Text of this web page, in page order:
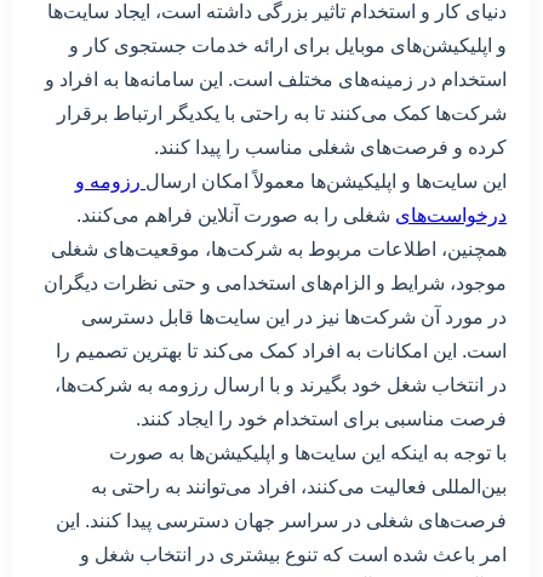
دنیای کار و استخدام تاثیر بزرگی داشته است، ایجاد سایت‌ها
و اپلیکیشن‌های موبایل برای ارائه خدمات جستجوی کار و
استخدام در زمینه‌های مختلف است. این سامانه‌ها به افراد و
شرکت‌ها کمک می‌کنند تا به راحتی با یکدیگر ارتباط برقرار
کرده و فرصت‌های شغلی مناسب را پیدا کنند.
این سایت‌ها و اپلیکیشن‌ها معمولاً امکان ارسال رزومه و
درخواست‌های شغلی را به صورت آنلاین فراهم می‌کنند.
همچنین، اطلاعات مربوط به شرکت‌ها، موقعیت‌های شغلی
موجود، شرایط و الزام‌های استخدامی و حتی نظرات دیگران
در مورد آن شرکت‌ها نیز در این سایت‌ها قابل دسترسی
است. این امکانات به افراد کمک می‌کند تا بهترین تصمیم را
در انتخاب شغل خود بگیرند و با ارسال رزومه به شرکت‌ها،
فرصت مناسبی برای استخدام خود را ایجاد کنند.
با توجه به اینکه این سایت‌ها و اپلیکیشن‌ها به صورت
بین‌المللی فعالیت می‌کنند، افراد می‌توانند به راحتی به
فرصت‌های شغلی در سراسر جهان دسترسی پیدا کنند. این
امر باعث شده است که تنوع بیشتری در انتخاب شغل و